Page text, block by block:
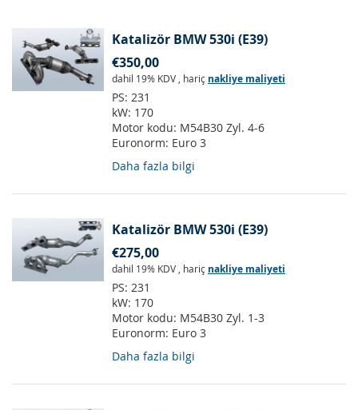
Katalizör BMW 530i (E39)
€350,00
dahil 19% KDV , hariç nakliye maliyeti
PS: 231
kW: 170
Motor kodu: M54B30 Zyl. 4-6
Euronorm: Euro 3
Daha fazla bilgi
Katalizör BMW 530i (E39)
€275,00
dahil 19% KDV , hariç nakliye maliyeti
PS: 231
kW: 170
Motor kodu: M54B30 Zyl. 1-3
Euronorm: Euro 3
Daha fazla bilgi